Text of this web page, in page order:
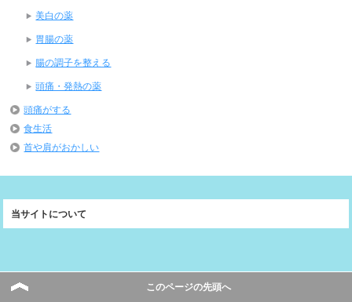
美白の薬
胃腸の薬
腸の調子を整える
頭痛・発熱の薬
頭痛がする
食生活
首や肩がおかしい
当サイトについて
メニュー このページの先頭へ